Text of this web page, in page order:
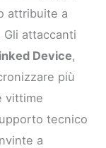
attribuite a
attaccanti
Device,
più
vittime
tecnico
a